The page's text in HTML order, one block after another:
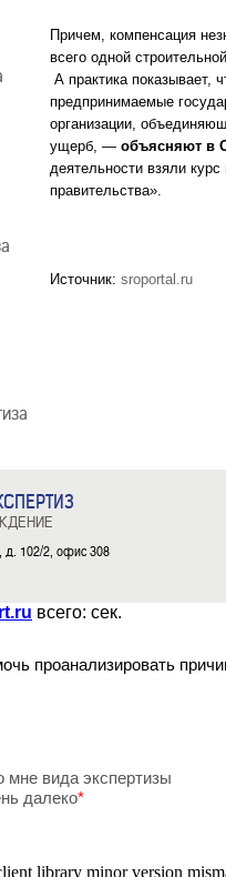
Причем, компенсация
всего одной
А практика
предпринимаемые
организации,
ущерб, — объясняют в
деятельности взяли
правительства».
Источник: sroportal.ru
д. 102/2, офис 308
всего: сек.
проанализировать
мне вида экспертизы
далеко*
library minor version